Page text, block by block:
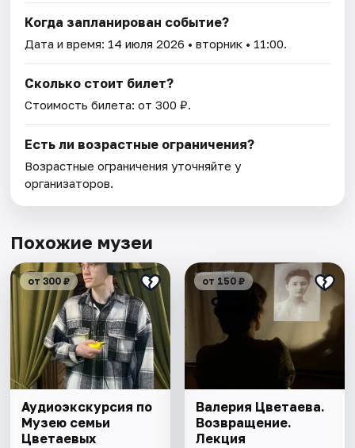
Когда запланирован событие?
Дата и время: 14 июля 2026 • вторник • 11:00.
Сколько стоит билет?
Стоимость билета: от 300 ₽.
Есть ли возрастные ограничения?
Возрастные ограничения уточняйте у
организаторов.
Похожие музеи
от 300 ₽
Аудиоэкскурсия по
Музею семьи
Цветаевых
от 150 ₽
Валерия Цветаева.
Возвращение.
Лекция